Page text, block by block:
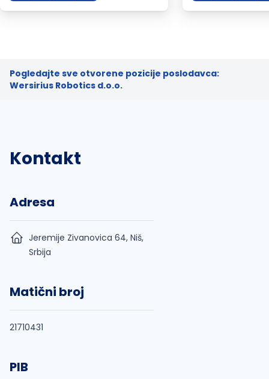
Pogledajte sve otvorene pozicije poslodavca:
Wersirius Robotics d.o.o.
Kontakt
Adresa
Jeremije Zivanovica 64, Niš,
Srbija
Matični broj
21710431
PIB